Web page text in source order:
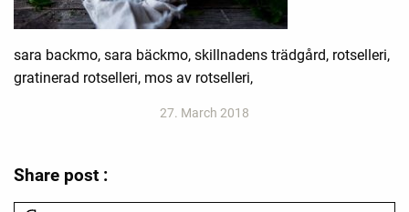
sara backmo, sara bäckmo, skillnadens trädgård, rotselleri,
gratinerad rotselleri, mos av rotselleri,
27. March 2018
Share post :